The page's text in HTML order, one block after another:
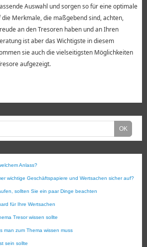
Auswahl und sorgen so für eine optimale
die Merkmale, die maßgebend sind, achten,
an den Tresoren haben und an Ihren
ist aber das Wichtigste in diesem
sie auch die vielseitigsten Möglichkeiten
aufgezeigt.
Anlass?
wichtige Geschäftspapiere und Wertsachen sicher auf?
sollten Sie ein paar Dinge beachten
für Ihre Wertsachen
Tresor wissen sollte
man zum Thema wissen muss
sein sollte